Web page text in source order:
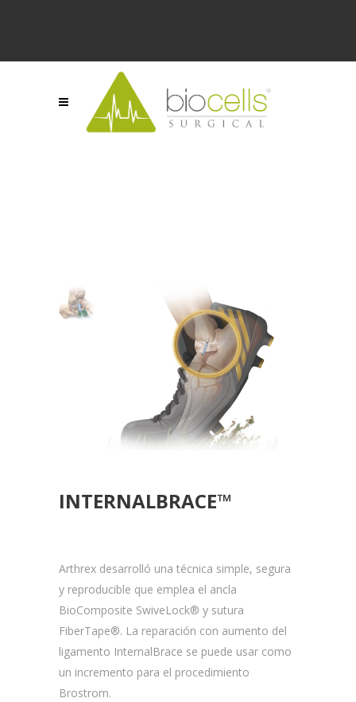
INTERNALBRACE™
Arthrex desarrolló una técnica simple, segura
y reproducible que emplea el ancla
BioComposite SwiveLock® y sutura
FiberTape®. La reparación con aumento del
ligamento InternalBrace se puede usar como
un incremento para el procedimiento
Brostrom.